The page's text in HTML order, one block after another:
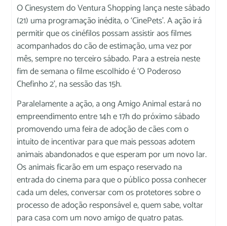
O Cinesystem do Ventura Shopping lança neste sábado
(21) uma programação inédita, o ‘CinePets’. A ação irá
permitir que os cinéfilos possam assistir aos filmes
acompanhados do cão de estimação, uma vez por
mês, sempre no terceiro sábado. Para a estreia neste
fim de semana o filme escolhido é ‘O Poderoso
Chefinho 2’, na sessão das 15h.
Paralelamente a ação, a ong Amigo Animal estará no
empreendimento entre 14h e 17h do próximo sábado
promovendo uma feira de adoção de cães com o
intuito de incentivar para que mais pessoas adotem
animais abandonados e que esperam por um novo lar.
Os animais ficarão em um espaço reservado na
entrada do cinema para que o público possa conhecer
cada um deles, conversar com os protetores sobre o
processo de adoção responsável e, quem sabe, voltar
para casa com um novo amigo de quatro patas.